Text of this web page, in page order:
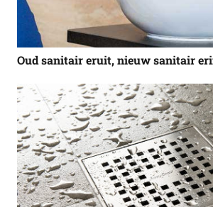
Oud sanitair eruit, nieuw sanitair